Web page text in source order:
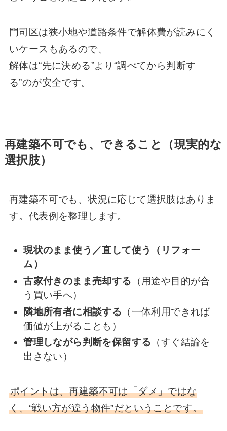
門司区は狭小地や道路条件で解体費が読みにく
いケースもあるので、
解体は“先に決める”より“調べてから判断す
る”のが安全です。
再建築不可でも、できること（現実的な
選択肢）
再建築不可でも、状況に応じて選択肢はありま
す。代表例を整理します。
現状のまま使う／直して使う（リフォー
ム）
古家付きのまま売却する （用途や目的が合
う買い手へ）
隣地所有者に相談する （一体利用できれば
価値が上がることも）
管理しながら判断を保留する （すぐ結論を
出さない）
ポイントは、再建築不可は「ダメ」ではな
く、“戦い方が違う物件”だということです。